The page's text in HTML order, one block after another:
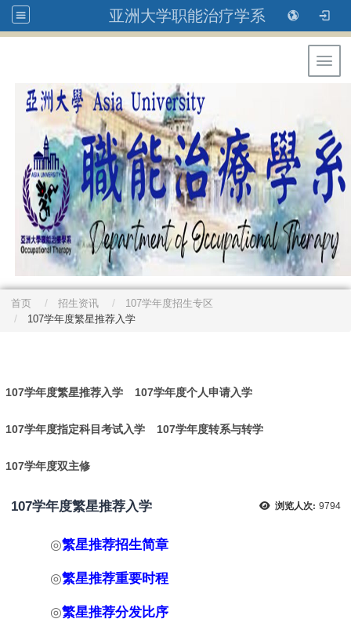
亚洲大学职能治疗学系
首页 招生资讯
107学年度招生专区
107学年度繁星推荐入学
107学年度繁星推荐入学 107学年度个人申请入学
107学年度指定科目考试入学 107学年度转系与转学
107学年度双主修
浏览人次: 9794
107学年度繁星推荐入学
◎繁星推荐招生简章
◎繁星推荐重要时程
◎繁星推荐分发比序